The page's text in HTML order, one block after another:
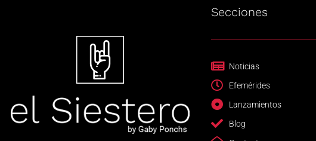
Secciones
Noticias
Efemérides
Lanzamientos
Blog